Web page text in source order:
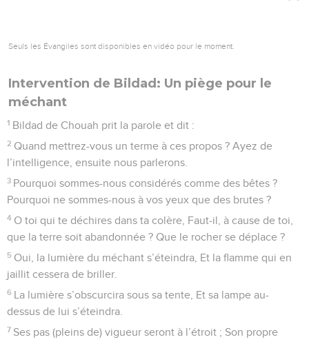
Seuls les Évangiles sont disponibles en vidéo pour le moment.
Intervention de Bildad: Un piège pour le
méchant
1 Bildad de Chouah prit la parole et dit :
2 Quand mettrez-vous un terme à ces propos ? Ayez de
l’intelligence, ensuite nous parlerons.
3 Pourquoi sommes-nous considérés comme des bêtes ?
Pourquoi ne sommes-nous à vos yeux que des brutes ?
4 O toi qui te déchires dans ta colère, Faut-il, à cause de toi,
que la terre soit abandonnée ? Que le rocher se déplace ?
5 Oui, la lumière du méchant s’éteindra, Et la flamme qui en
jaillit cessera de briller.
6 La lumière s’obscurcira sous sa tente, Et sa lampe au-
dessus de lui s’éteindra.
7 Ses pas (pleins de) vigueur seront à l’étroit ; Son propre